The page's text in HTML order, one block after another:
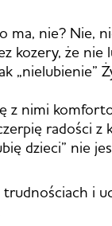
nie? Nie,
kozery, że nie
„nielubienie”
z nimi
radości z
dzieci” nie
i